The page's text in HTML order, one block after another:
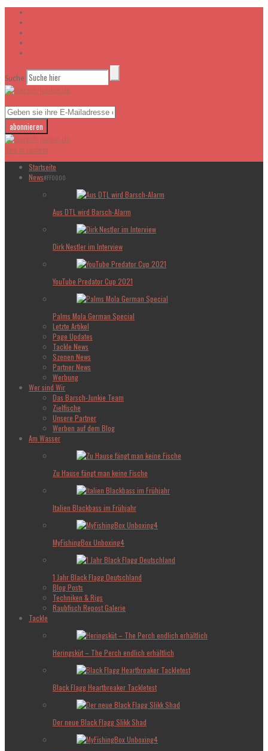
Suche
Skip to content
Startseite
News#FF0000
Aus DTL wird Barsch-Alarm
Dirk Nestler im Interview
YouTube Predator Cup 2021
Palms Mola German Special
Letzte Artikel
Page Updates
Tackle News
Szenen News
Partner News
Werbung
Wer sind Wir
Das Barsch-Junkie Team
Zielfische
Unsere Partner
Werben auf dem Blog
Am Wasser
Zu Hause fängt man keine Fische
Italien Blackbass im Frühjahr
MyFishingBox Unboxing4
1 Jahr Black Flagg Deutschland
Blog Posts
Techniken & Rigs
Raubfisch Repost Galerie
Tackle
Heringsküt – The Perch endlich erhältlich
Black Flagg Heartbreaker Tackletest
Der neue Black Flagg Slikk Shad